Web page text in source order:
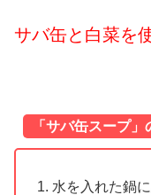
サバ缶と白菜を
「サバ缶スープ」
水を入れた鍋